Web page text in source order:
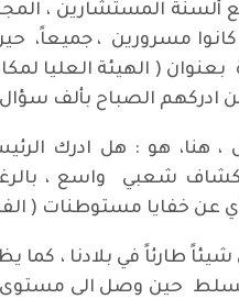
المستشارين ،
مسرورين ، جميعاً،
بعنوان ( الهيئة العليا
حين ادركهم الصباح بألف
، هنا، هو : هل ادرك
شعبي واسع ،
عن خفايا مستوطنات (
طارئاً في بلادنا ، كما
حين وصل الى مستوى